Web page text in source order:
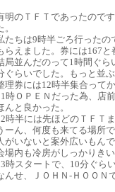
明のＴＦＴであったので
。
たちは9時半ごろ行った
らえました。券には167
局並んだのって1時間ぐ
ぐらいでした。もっと並
理券には12時半集合って
時ＯＰＥＮだった為、店
んと良かった。
時半には先ほどのＴＦＴ
ーん、何度も来てる場所
がいないと案外広いもん
場内も冷房がしっかりき
時スタートで、10分ぐら
んせ、ＪＯＨＮ-ＨＯＯＮ